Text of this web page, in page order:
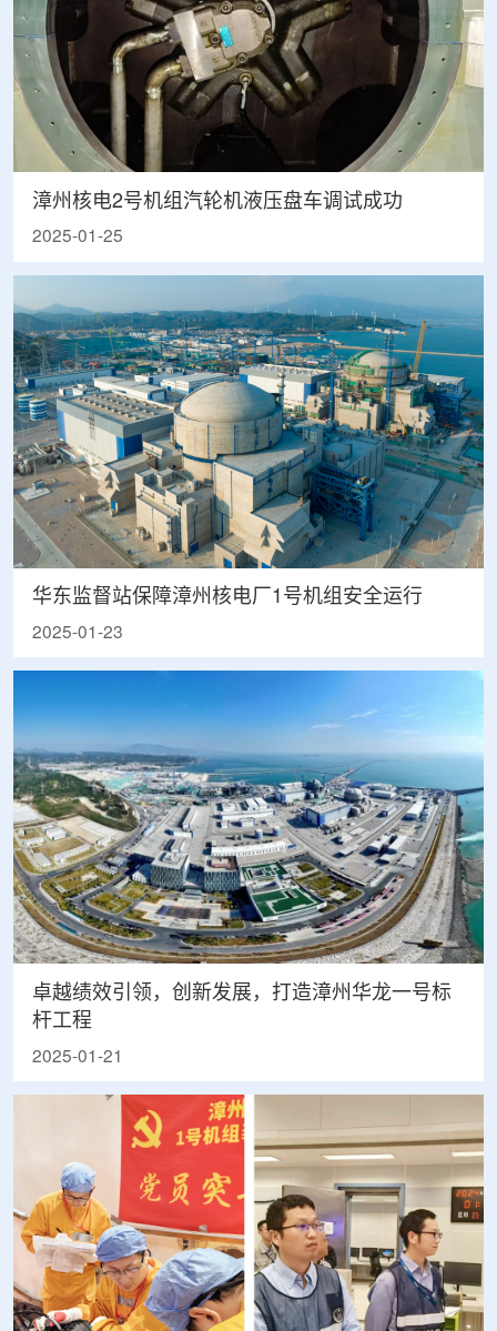
漳州核电2号机组汽轮机液压盘车调试成功
2025-01-25
华东监督站保障漳州核电厂1号机组安全运行
2025-01-23
卓越绩效引领，创新发展，打造漳州华龙一号标
杆工程
2025-01-21